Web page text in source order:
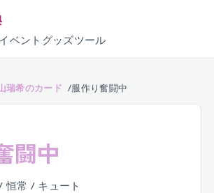
イベント グッズツール
瑞希のカード 服作り奮闘中
闘中
常 / キュート